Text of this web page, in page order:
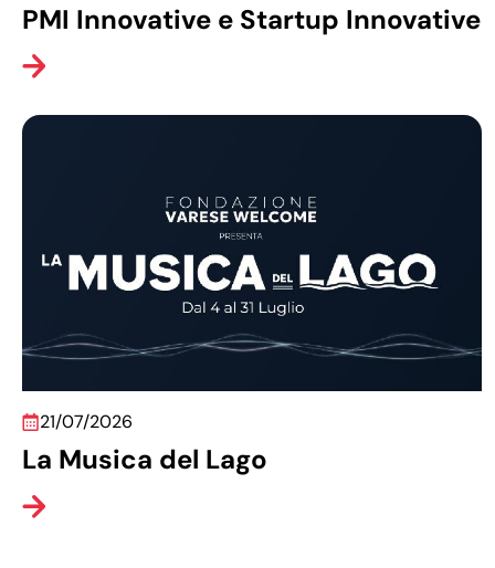
PMI Innovative e Startup Innovative
21/07/2026
La Musica del Lago